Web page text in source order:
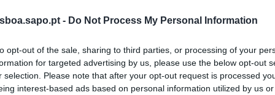
- Do Not Process My Personal Information
opt-out of the sale, sharing to third parties, or processing of your
for targeted advertising by us, please use the below opt-out
selection. Please note that after your opt-out request is processed
interest-based ads based on personal information utilized by us
Lisboa aprovou esta sexta-feira, 5 de junho, em reunião do
que pode ascender a 620 mil euros, reforçando o compromisso
física e desportiva no concelho.